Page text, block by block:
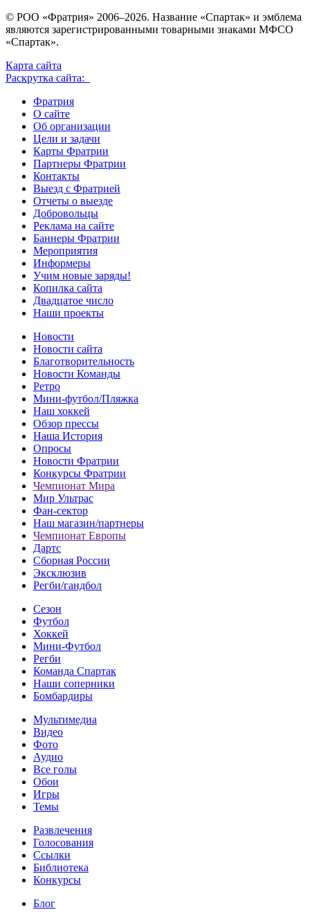
© РОО «Фратрия» 2006–2026. Название «Спартак» и эмблема
являются зарегистрированными товарными знаками МФСО
«Спартак».
Карта сайта
Раскрутка сайта:
Фратрия
О сайте
Об организации
Цели и задачи
Карты Фратрии
Партнеры Фратрии
Контакты
Выезд с Фратрией
Отчеты о выезде
Добровольцы
Реклама на сайте
Баннеры Фратрии
Мероприятия
Информеры
Учим новые заряды!
Копилка сайта
Двадцатое число
Наши проекты
Новости
Новости сайта
Благотворительность
Новости Команды
Ретро
Мини-футбол/Пляжка
Наш хоккей
Обзор прессы
Наша История
Опросы
Новости Фратрии
Конкурсы Фратрии
Чемпионат Мира
Мир Ультрас
Фан-cектор
Наш магазин/партнеры
Чемпионат Европы
Дартс
Сборная России
Эксклюзив
Регби/гандбол
Сезон
Футбол
Хоккей
Мини-Футбол
Регби
Команда Спартак
Наши соперники
Бомбардиры
Мультимедиа
Видео
Фото
Аудио
Все голы
Обои
Игры
Темы
Развлечения
Голосования
Ссылки
Библиотека
Конкурсы
Блог